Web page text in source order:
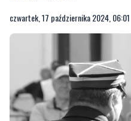
Druh 'legenda'
strażaków
czwartek, 17 października 2024, 06:01